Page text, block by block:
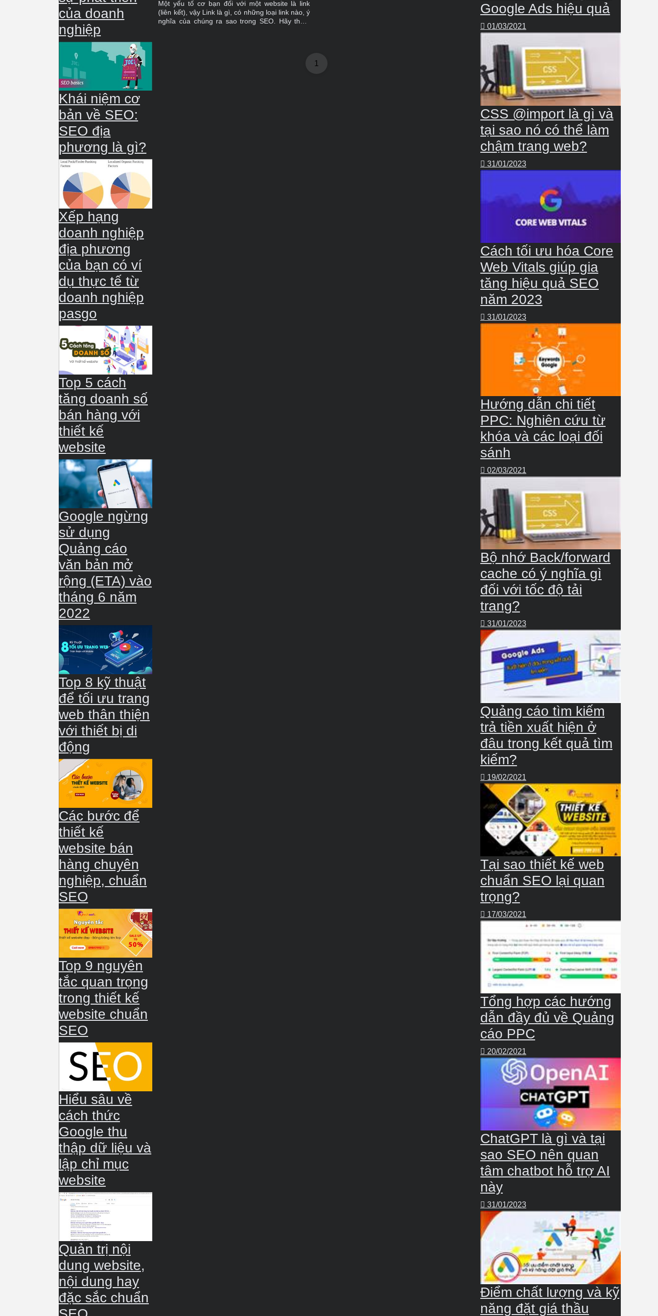
của doanh
nghiệp
Khái niệm cơ
bản về SEO:
SEO địa
phương là gì?
Xếp hạng
doanh nghiệp
địa phương
của bạn có ví
dụ thực tế từ
doanh nghiệp
pasgo
Top 5 cách
tăng doanh số
bán hàng với
thiết kế
website
Google ngừng
sử dụng
Quảng cáo
văn bản mở
rộng (ETA) vào
tháng 6 năm
2022
Top 8 kỹ thuật
để tối ưu trang
web thân thiện
với thiết bị di
động
Các bước để
thiết kế
website bán
hàng chuyên
nghiệp, chuẩn
SEO
Top 9 nguyên
tắc quan trọng
trong thiết kế
website chuẩn
SEO
Hiểu sâu về
cách thức
Google thu
thập dữ liệu và
lập chỉ mục
website
Quản trị nội
dung website,
nội dung hay
đặc sắc chuẩn
Một yếu tố cơ bạn đối với một website là link
(liên kết), vậy Link là gì, có những loại link nào, ý
nghĩa của chúng ra sao trong SEO. Hãy tham
1
Google Ads hiệu quả
01/03/2021
CSS @import là gì và
tại sao nó có thể làm
chậm trang web?
31/01/2023
Cách tối ưu hóa Core
Web Vitals giúp gia
tăng hiệu quả SEO
năm 2023
31/01/2023
Hướng dẫn chi tiết
PPC: Nghiên cứu từ
khóa và các loại đối
sánh
02/03/2021
Bộ nhớ Back/forward
cache có ý nghĩa gì
đối với tốc độ tải
trang?
31/01/2023
Quảng cáo tìm kiếm
trả tiền xuất hiện ở
đâu trong kết quả tìm
kiếm?
19/02/2021
Tại sao thiết kế web
chuẩn SEO lại quan
trọng?
17/03/2021
Tổng hợp các hướng
dẫn đầy đủ về Quảng
cáo PPC
20/02/2021
ChatGPT là gì và tại
sao SEO nên quan
tâm chatbot hỗ trợ AI
này
31/01/2023
Điểm chất lượng và kỹ
năng đặt giá thầu